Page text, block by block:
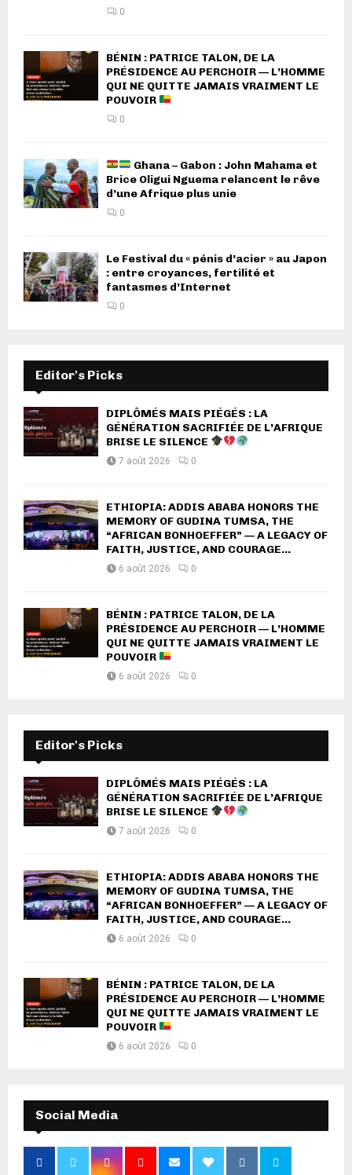
0
BÉNIN : PATRICE TALON, DE LA
PRÉSIDENCE AU PERCHOIR — L’HOMME
QUI NE QUITTE JAMAIS VRAIMENT LE
POUVOIR
0
Ghana – Gabon : John Mahama et
Brice Oligui Nguema relancent le rêve
d’une Afrique plus unie
0
Le Festival du « pénis d’acier » au Japon
: entre croyances, fertilité et
fantasmes d’Internet
0
Editor's Picks
DIPLÔMÉS MAIS PIÉGÉS : LA
GÉNÉRATION SACRIFIÉE DE L’AFRIQUE
BRISE LE SILENCE
7 août 2026 0
ETHIOPIA: ADDIS ABABA HONORS THE
MEMORY OF GUDINA TUMSA, THE
“AFRICAN BONHOEFFER” — A LEGACY OF
FAITH, JUSTICE, AND COURAGE...
6 août 2026 0
BÉNIN : PATRICE TALON, DE LA
PRÉSIDENCE AU PERCHOIR — L’HOMME
QUI NE QUITTE JAMAIS VRAIMENT LE
POUVOIR
6 août 2026 0
Editor's Picks
DIPLÔMÉS MAIS PIÉGÉS : LA
GÉNÉRATION SACRIFIÉE DE L’AFRIQUE
BRISE LE SILENCE
7 août 2026 0
ETHIOPIA: ADDIS ABABA HONORS THE
MEMORY OF GUDINA TUMSA, THE
“AFRICAN BONHOEFFER” — A LEGACY OF
FAITH, JUSTICE, AND COURAGE...
6 août 2026 0
BÉNIN : PATRICE TALON, DE LA
PRÉSIDENCE AU PERCHOIR — L’HOMME
QUI NE QUITTE JAMAIS VRAIMENT LE
POUVOIR
6 août 2026 0
Social Media